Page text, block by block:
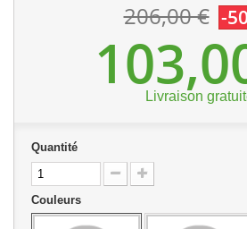
206,00 € -
Livraison
Quantité
Couleurs